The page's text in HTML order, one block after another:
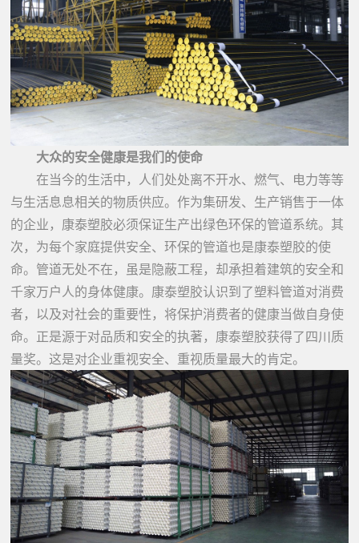
大众的安全健康是我们的使命
在当今的生活中，人们处处离不开水、燃气、电力等等
与生活息息相关的物质供应。作为集研发、生产销售于一体
的企业，康泰塑胶必须保证生产出绿色环保的管道系统。其
次，为每个家庭提供安全、环保的管道也是康泰塑胶的使
命。管道无处不在，虽是隐蔽工程，却承担着建筑的安全和
千家万户人的身体健康。康泰塑胶认识到了塑料管道对消费
者，以及对社会的重要性，将保护消费者的健康当做自身使
命。正是源于对品质和安全的执著，康泰塑胶获得了四川质
量奖。这是对企业重视安全、重视质量最大的肯定。